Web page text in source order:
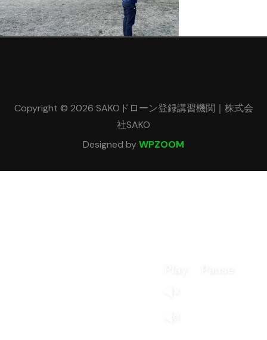
Copyright © 2026 SAKOドローン登録講習機関｜株式会
社SAKO
Designed byWPZOOM